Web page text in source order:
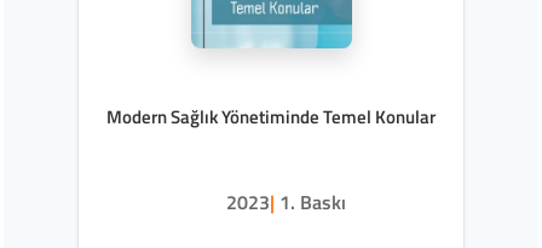
Modern Sağlık Yönetiminde Temel Konular
2023| 1. Baskı